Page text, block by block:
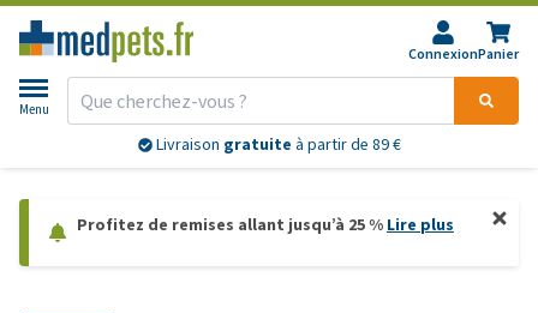
ConnexionPanier
Menu
Livraison gratuite à partir de 89 €
Profitez de remises allant jusqu’à 25 % Lire plus